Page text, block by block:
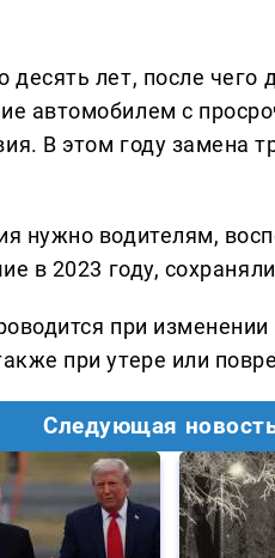
десять лет, после чего
автомобилем с
В этом году замена
нужно водителям,
в 2023 году,
при
при утере или
Следующая